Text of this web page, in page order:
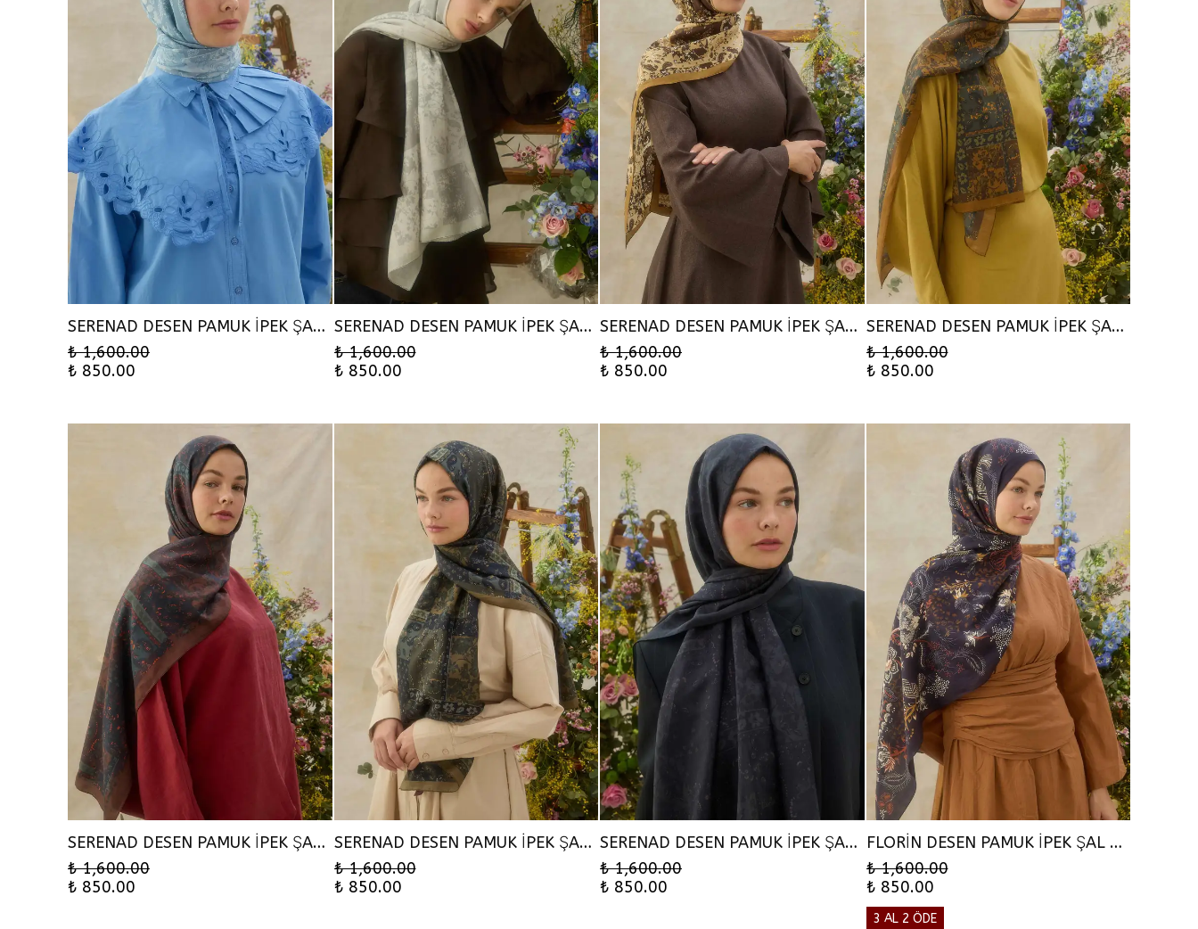
SERENAD DESEN PAMUK İPEK ŞAL - SU MAVİ
₺ 1,600.00
₺ 850.00
SERENAD DESEN PAMUK İPEK ŞAL - TAŞ
₺ 1,600.00
₺ 850.00
SERENAD DESEN PAMUK İPEK ŞAL - AMBER
₺ 1,600.00
₺ 850.00
SERENAD DESEN PAMUK İPEK ŞAL - SAFRAN
₺ 1,600.00
₺ 850.00
SERENAD DESEN PAMUK İPEK ŞAL - KAHVE
₺ 1,600.00
₺ 850.00
SERENAD DESEN PAMUK İPEK ŞAL - KAHVE HAKİ
₺ 1,600.00
₺ 850.00
SERENAD DESEN PAMUK İPEK ŞAL - ANTRASİT
₺ 1,600.00
₺ 850.00
FLORİN DESEN PAMUK İPEK ŞAL - SİYAH
₺ 1,600.00
₺ 850.00
3 AL 2 ÖDE